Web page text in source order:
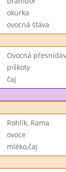
okurka
ovocná šťáva
Ovocná
piškoty
čaj
Rohlík, Rama
ovoce
mléko,čaj